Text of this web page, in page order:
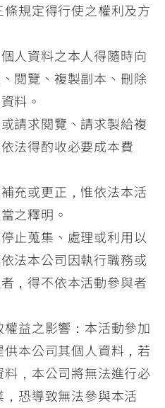
規定得行使之權利及方
人資料之本人得隨時向
閱覽、複製副本、刪除
料。
請求閱覽、請求製給複
法得酌收必要成本費
充或更正，惟依法本活
之釋明。
止蒐集、處理或利用以
法本公司因執行職務或
，得不依本活動參與者
益之影響：本活動參加
本公司其個人資料，若
，本公司將無法進行必
恐導致無法參與本活